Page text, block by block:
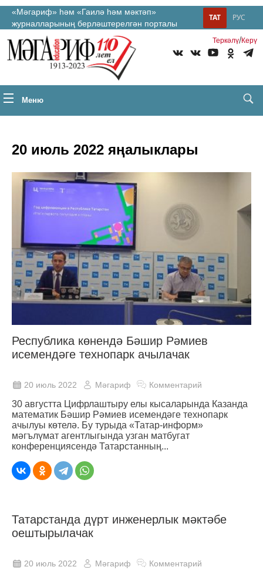
«Мәгариф» һәм «Гаилә һәм мәктәп»
журналларының берләштерелгән порталы
РУС
ТАТ
Теркəлү/Керү
Меню
20 июль 2022 яңалыклары
Республика көнендә Бәшир Рәмиев
исемендәге технопарк ачылачак
20 июль 2022 Мәгариф Комментарий
30 августта Цифрлаштыру елы кысаларында Казанда
математик Бәшир Рәмиев исемендәге технопарк
ачылуы көтелә. Бу турыда «Татар-информ»
мәгълүмат агентлыгында узган матбугат
конференциясендә Татарстанның...
Татарстанда дүрт инженерлык мәктәбе
оештырылачак
20 июль 2022 Мәгариф Комментарий